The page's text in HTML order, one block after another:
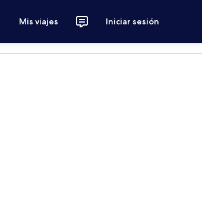
Mis viajes Iniciar sesión